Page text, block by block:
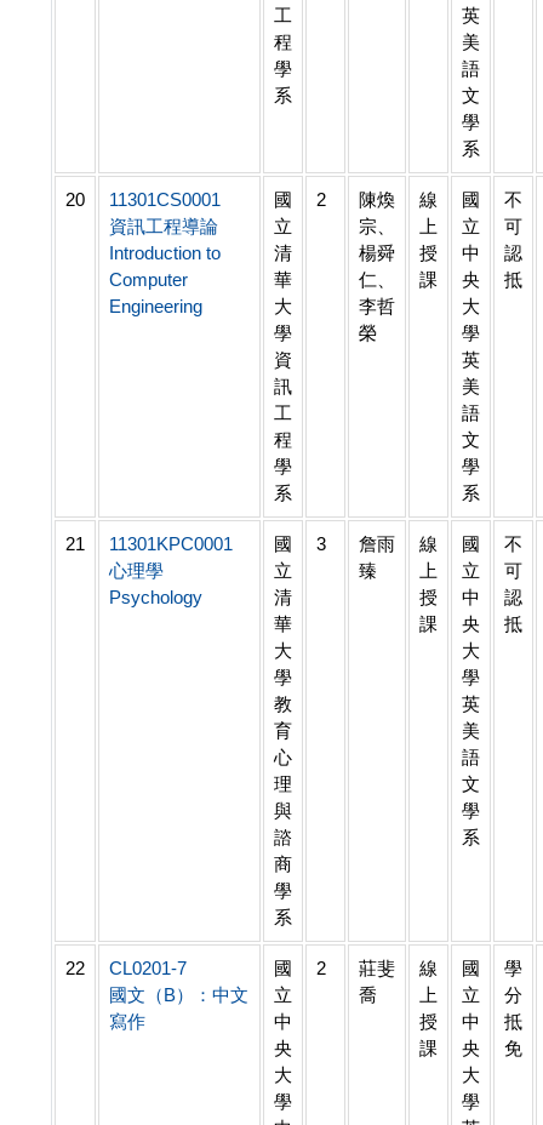
工
程
學
系
英
美
語
文
學
系
20
11301CS0001
資訊工程導論
Introduction to
Computer
Engineering
國
立
清
華
大
學
資
訊
工
程
學
系
2
陳煥
宗、
楊舜
仁、
李哲
榮
線
上
授
課
國
立
中
央
大
學
英
美
語
文
學
系
不
可
認
抵
21
11301KPC0001
心理學
Psychology
國
立
清
華
大
學
教
育
心
理
與
諮
商
學
系
3
詹雨
臻
線
上
授
課
國
立
中
央
大
學
英
美
語
文
學
系
不
可
認
抵
22
CL0201-7
國文（B）：中文
寫作
國
立
中
央
大
學
2
莊斐
喬
線
上
授
課
國
立
中
央
大
學
學
分
抵
免